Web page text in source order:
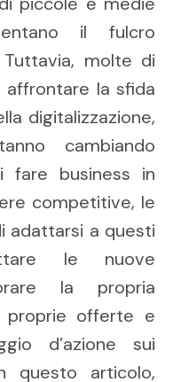
il fulcro
Tuttavia, molte di
affrontare la sfida
digitalizzazione,
cambiando
fare business in
competitive, le
adattarsi a questi
le nuove
la propria
proprie offerte e
d’azione sui
questo articolo,